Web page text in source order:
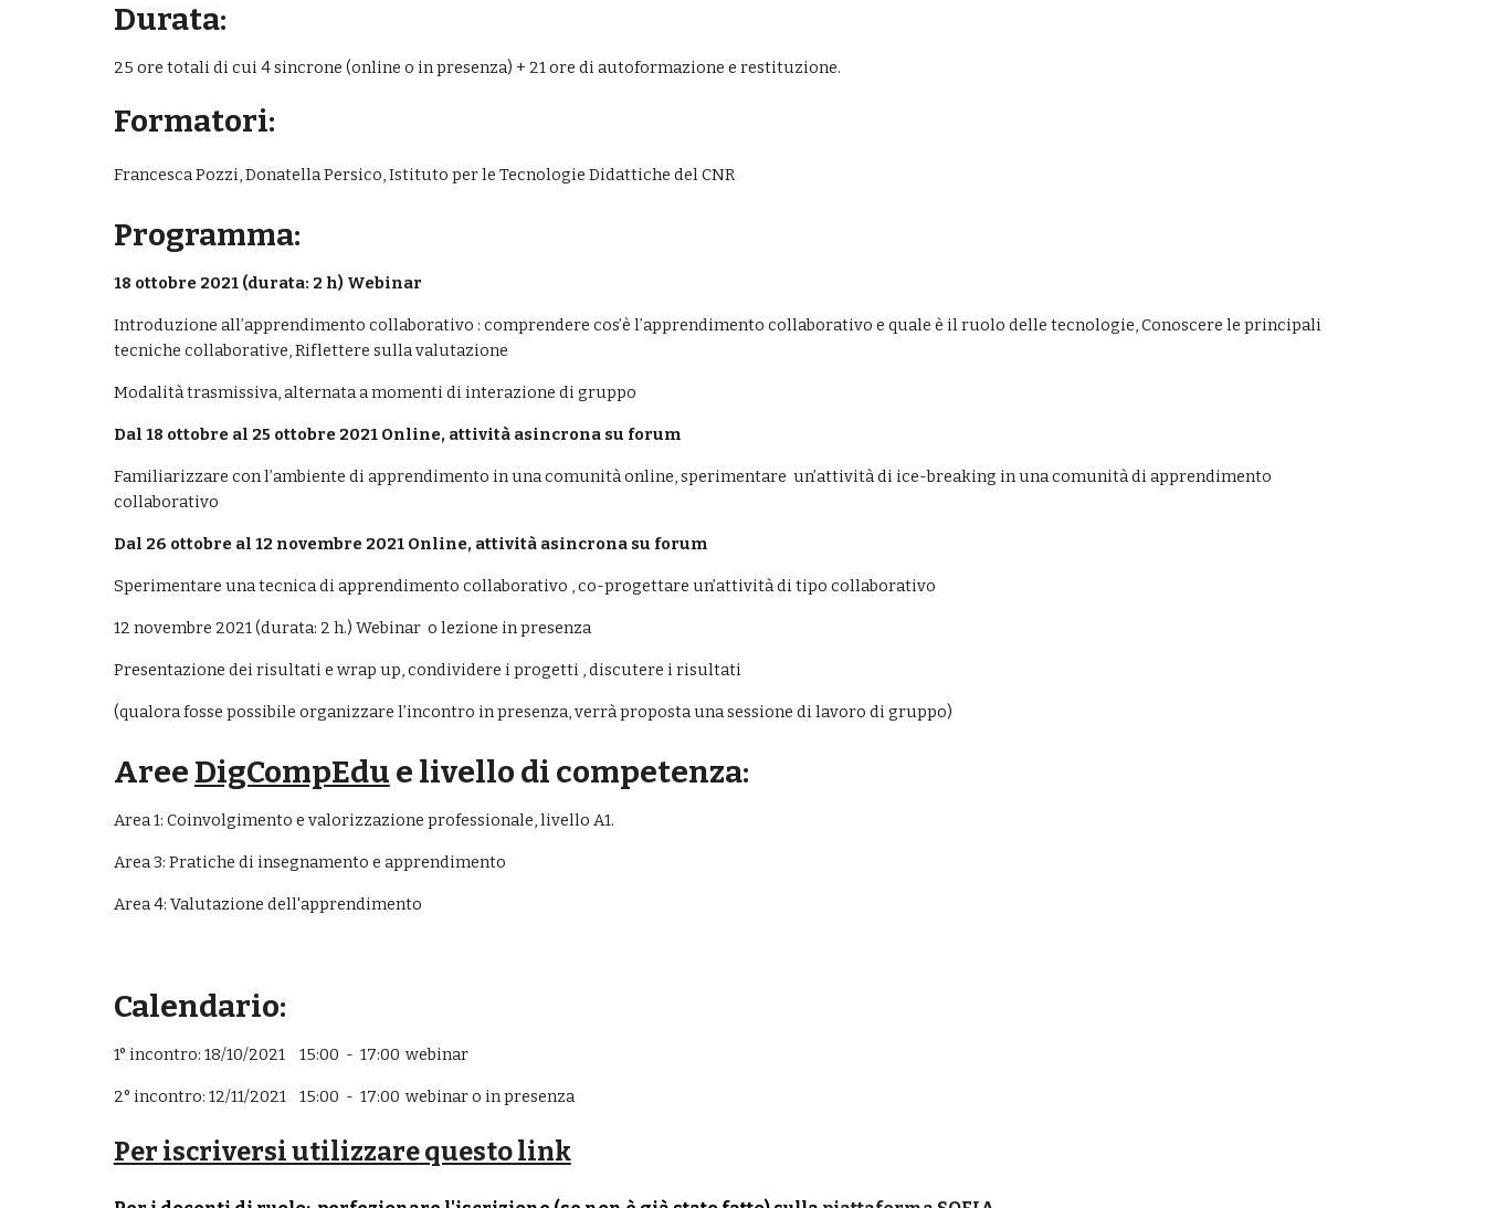
Durata:
25 ore totali di cui 4 sincrone (online o in presenza) + 21 ore di autoformazione e restituzione.
Formatori:
Francesca Pozzi, Donatella Persico, Istituto per le Tecnologie Didattiche del CNR
Programma:
18 ottobre 2021 (durata: 2 h) Webinar
Introduzione all’apprendimento collaborativo : comprendere cos’è l’apprendimento collaborativo e quale è il ruolo delle tecnologie, Conoscere le principali
tecniche collaborative, Riflettere sulla valutazione
Modalità trasmissiva, alternata a momenti di interazione di gruppo
Dal 18 ottobre al 25 ottobre 2021 Online, attività asincrona su forum
Familiarizzare con l’ambiente di apprendimento in una comunità online, sperimentare  un’attività di ice-breaking in una comunità di apprendimento
collaborativo
Dal 26 ottobre al 12 novembre 2021 Online, attività asincrona su forum
Sperimentare una tecnica di apprendimento collaborativo , co-progettare un’attività di tipo collaborativo
12 novembre 2021 (durata: 2 h.) Webinar  o lezione in presenza
Presentazione dei risultati e wrap up, condividere i progetti , discutere i risultati
(qualora fosse possibile organizzare l’incontro in presenza, verrà proposta una sessione di lavoro di gruppo)
Aree DigCompEdu e livello di competenza:
Area 1: Coinvolgimento e valorizzazione professionale, livello A1.
Area 3: Pratiche di insegnamento e apprendimento
Area 4: Valutazione dell'apprendimento
Calendario:
1° incontro: 18/10/2021 15:00  -  17:00 webinar
2° incontro: 12/11/2021 15:00  -  17:00 webinar o in presenza
Per iscriversi utilizzare questo link